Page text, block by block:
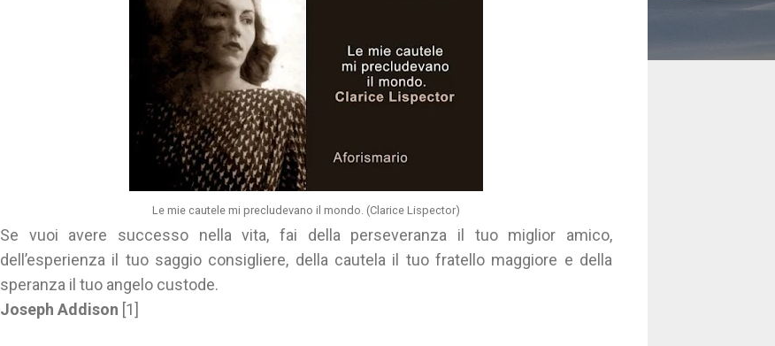
Le mie cautele mi precludevano il mondo. (Clarice Lispector)
Se vuoi avere successo nella vita, fai della perseveranza il tuo miglior amico,
dell’esperienza il tuo saggio consigliere, della cautela il tuo fratello maggiore e della
speranza il tuo angelo custode.
Joseph Addison [1]